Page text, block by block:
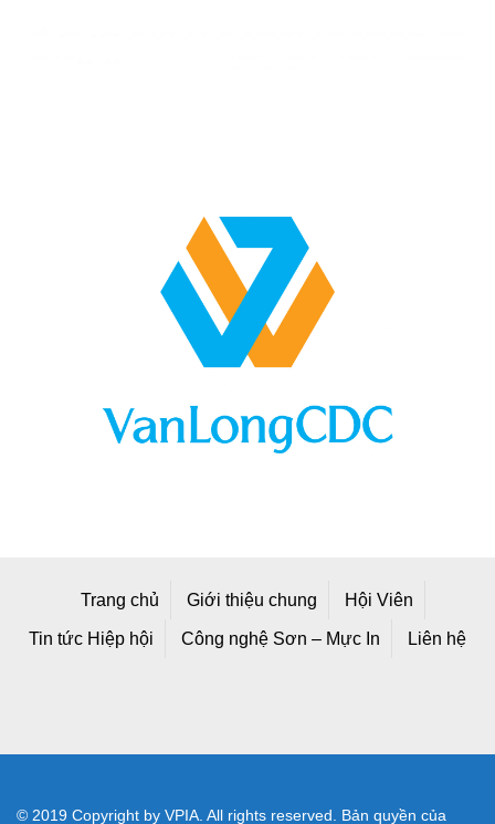
Trang chủ Giới thiệu chung Hội Viên
Tin tức Hiệp hội Công nghệ Sơn – Mực In Liên hệ
© 2019 Copyright by VPIA. All rights reserved. Bản quyền của